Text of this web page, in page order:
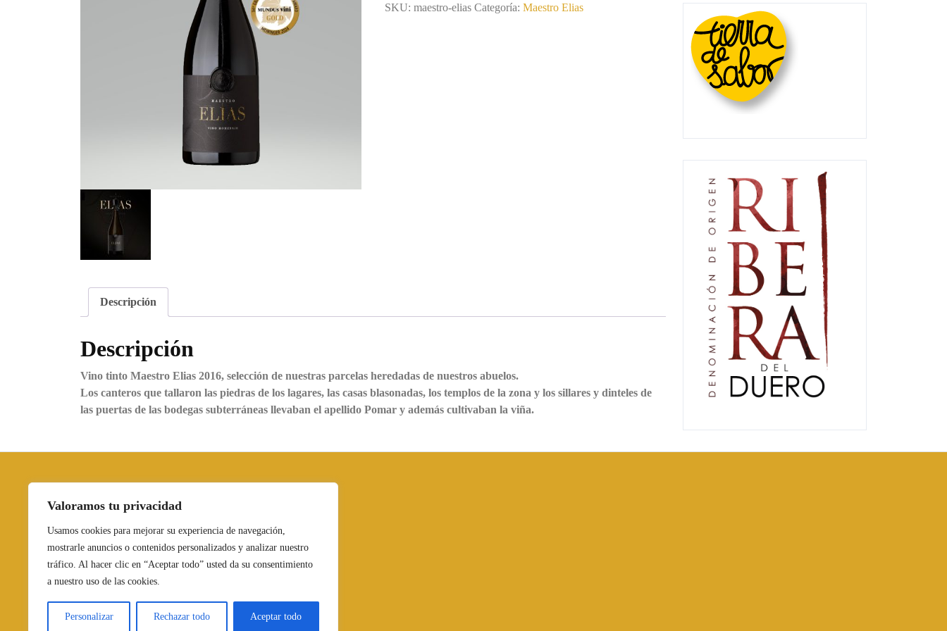
Valoramos tu privacidad
Usamos cookies para mejorar su experiencia de navegación,
mostrarle anuncios o contenidos personalizados y analizar nuestro
tráfico. Al hacer clic en “Aceptar todo” usted da su consentimiento
a nuestro uso de las cookies.
Personalizar Rechazar todo Aceptar todo
SKU:maestro-elias Categoría:Maestro Elias
Descripción
Descripción
Vino tinto Maestro Elias 2016, selección de nuestras parcelas heredadas de nuestros abuelos.
Los canteros que tallaron las piedras de los lagares, las casas blasonadas, los templos de la zona y los sillares y dinteles de
las puertas de las bodegas subterráneas llevaban el apellido Pomar y además cultivaban la viña.
Política de
Aviso Legal
y reembolsos